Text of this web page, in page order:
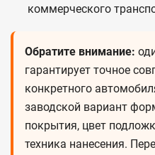
коммерческого
Обратите внимание:
гарантирует точное
конкретного
заводской вариант
покрытия, цвет
техника нанесения.